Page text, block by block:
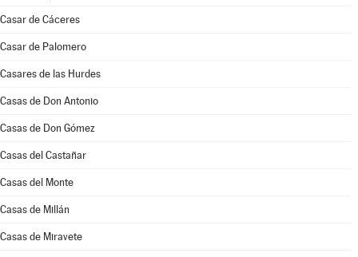
Casar de Cáceres
Casar de Palomero
Casares de las Hurdes
Casas de Don Antonio
Casas de Don Gómez
Casas del Castañar
Casas del Monte
Casas de Millán
Casas de Miravete